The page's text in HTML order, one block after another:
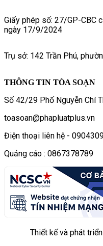
Giấy phép số: 27/GP-CBC
ngày 17/9/2024
Trụ sở: 142 Trần Phú,
THÔNG TIN TÒA SOẠN
Số 42/29 Phố Nguyễn Chí
toasoan@phapluatplus.vn
Điện thoại liên hệ -
Quảng cáo : 0867378789
Thiết kế và phát